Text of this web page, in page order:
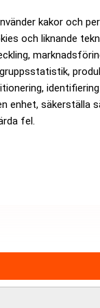
kakor och
och liknande
enhet, säkerställa
fel.
vill
som
faktiskt
är kostnadsfritt:
Specialister på